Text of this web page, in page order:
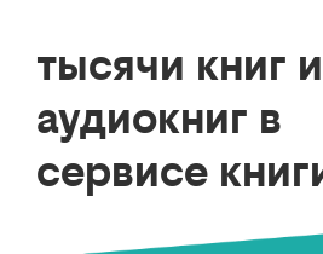
тысячи книг и
аудиокниг в
сервисе